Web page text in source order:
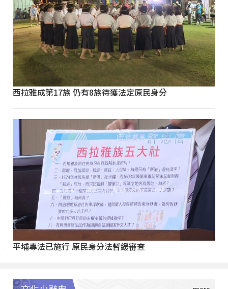
西拉雅成第17族 仍有8族待獲法定原民身分
平埔專法已施行 原民身分法暫緩審查